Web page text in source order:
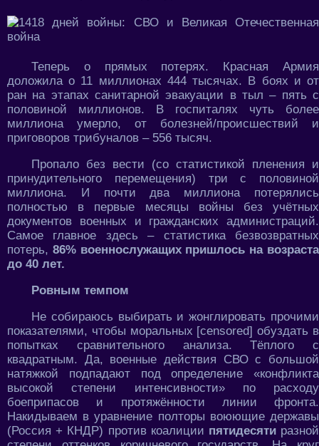
Теперь о прямых потерях. Красная Армия
доложила о 11 миллионах 444 тысячах. В боях и от
ран на этапах санитарной эвакуации в тыл – пять с
половиной миллионов. В госпиталях чуть более
миллиона умерло, от болезней/происшествий и
приговоров трибуналов – 556 тысяч.
Пропало без вести (со статистикой пленения и
принудительного перемещения) три с половиной
миллиона. И почти два миллиона потерялись
полностью в первые месяцы войны без учётных
документов военных и гражданских администраций.
Самое главное здесь – статистика безвозвратных
потерь, 86% военнослужащих пришлось на возраста
до 40 лет.
Ровным темпом
Не собираюсь выбирать и жонглировать прочими
показателями, чтобы моральных [censored] обуздать в
попытках сравнительного анализа. Тёплого с
квадратным. Да, военные действия СВО с большой
натяжкой подпадают под определение «конфликта
высокой степени интенсивности» по расходу
боеприпасов и протяжённости линии фронта.
Накидываем в уравнение полторы воюющие державы
(Россия + КНДР) против коалиции пятидесяти разной